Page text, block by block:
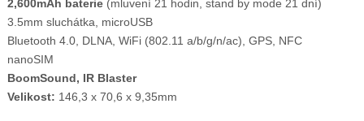
2,600mAh baterie (mluvení 21 hodin, stand by mode 21 dní)
3.5mm sluchátka, microUSB
Bluetooth 4.0, DLNA, WiFi (802.11 a/b/g/n/ac), GPS, NFC
nanoSIM
BoomSound, IR Blaster
Velikost: 146,3 x 70,6 x 9,35mm